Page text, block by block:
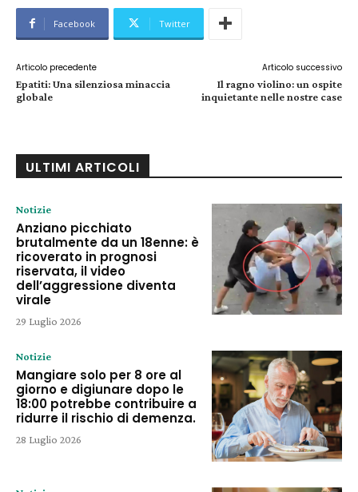
Facebook Twitter
Articolo precedente
Epatiti: Una silenziosa minaccia
globale
Articolo successivo
Il ragno violino: un ospite
inquietante nelle nostre case
ULTIMI ARTICOLI
Notizie
Anziano picchiato
brutalmente da un 18enne: è
ricoverato in prognosi
riservata, il video
dell’aggressione diventa
virale
29 Luglio 2026
Notizie
Mangiare solo per 8 ore al
giorno e digiunare dopo le
18:00 potrebbe contribuire a
ridurre il rischio di demenza.
28 Luglio 2026